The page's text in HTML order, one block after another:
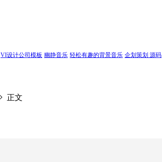
VI设计公司模板 幽静音乐 轻松有趣的背景音乐 企划策划 源码
正文